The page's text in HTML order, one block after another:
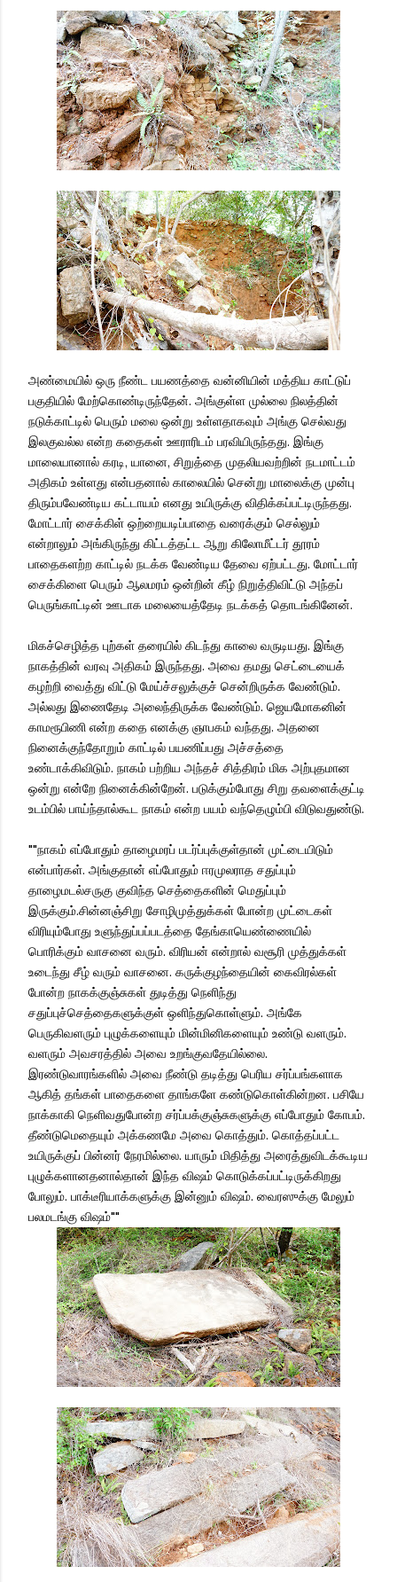
அண்மையில் ஒரு நீண்ட பயணத்தை வன்னியின் மத்திய காட்டுப்
பகுதியில் மேற்கொண்டிருந்தேன். அங்குள்ள முல்லை நிலத்தின்
நடுக்காட்டில் பெரும் மலை ஒன்று உள்ளதாகவும் அங்கு செல்வது
இலகுவல்ல என்ற கதைகள் ஊராரிடம் பரவியிருந்தது. இங்கு
மாலையானால் கரடி, யானை, சிறுத்தை முதலியவற்றின் நடமாட்டம்
அதிகம் உள்ளது என்பதனால் காலையில் சென்று மாலைக்கு முன்பு
திரும்பவேண்டிய கட்டாயம் எனது உயிருக்கு விதிக்கப்பட்டிருந்தது.
மோட்டார் சைக்கிள் ஒற்றையடிப்பாதை வரைக்கும் செல்லும்
என்றாலும் அங்கிருந்து கிட்டத்தட்ட ஆறு கிலோமீட்டர் தூரம்
பாதைகளற்ற காட்டில் நடக்க வேண்டிய தேவை ஏற்பட்டது. மோட்டார்
சைக்கிளை பெரும் ஆலமரம் ஒன்றின் கீழ் நிறுத்திவிட்டு அந்தப்
பெருங்காட்டின் ஊடாக மலையைத்தேடி நடக்கத் தொடங்கினேன்.
மிகச்செழித்த புற்கள் தரையில் கிடந்து காலை வருடியது. இங்கு
நாகத்தின் வரவு அதிகம் இருந்தது. அவை தமது செட்டையைக்
கழற்றி வைத்து விட்டு மேய்ச்சலுக்குச் சென்றிருக்க வேண்டும்.
அல்லது இணைதேடி அலைந்திருக்க வேண்டும். ஜெயமோகனின்
காமரூபிணி என்ற கதை எனக்கு ஞாபகம் வந்தது. அதனை
நினைக்குந்தோறும் காட்டில் பயணிப்பது அச்சத்தை
உண்டாக்கிவிடும். நாகம் பற்றிய அந்தச் சித்திரம் மிக அற்புதமான
ஒன்று என்றே நினைக்கின்றேன். படுக்கும்போது சிறு தவளைக்குட்டி
உடம்பில் பாய்ந்தால்கூட நாகம் என்ற பயம் வந்தெழும்பி விடுவதுண்டு.
""நாகம் எப்போதும் தாழைமரப் படர்ப்புக்குள்தான் முட்டையிடும்
என்பார்கள். அங்குதான் எப்போதும் ஈரமுலராத சதுப்பும்
தாழைமடல்சருகு குவிந்த செத்தைகளின் மெதுப்பும்
இருக்கும்.சின்னஞ்சிறு சோழிமுத்துக்கள் போன்ற முட்டைகள்
விரியும்போது உளுந்துப்பப்படத்தை தேங்காயெண்ணையில்
பொரிக்கும் வாசனை வரும். விரியன் என்றால் வசூரி முத்துக்கள்
உடைந்து சீழ் வரும் வாசனை. கருக்குழந்தையின் கைவிரல்கள்
போன்ற நாகக்குஞ்சுகள் துடித்து நெளிந்து
சதுப்புச்செத்தைகளுக்குள் ஒளிந்துகொள்ளும். அங்கே
பெருகிவளரும் புழுக்களையும் மின்மினிகளையும் உண்டு வளரும்.
வளரும் அவசரத்தில் அவை உறங்குவதேயில்லை.
இரண்டுவாரங்களில் அவை நீண்டு தடித்து பெரிய சர்ப்பங்களாக
ஆகித் தங்கள் பாதைகளை தாங்களே கண்டுகொள்கின்றன. பசியே
நாக்காகி நெளிவதுபோன்ற சர்ப்பக்குஞ்சுகளுக்கு எப்போதும் கோபம்.
தீண்டுமெதையும் அக்கணமே அவை கொத்தும். கொத்தப்பட்ட
உயிருக்குப் பின்னர் நேரமில்லை. யாரும் மிதித்து அரைத்துவிடக்கூடிய
புழுக்களானதனால்தான் இந்த விஷம் கொடுக்கப்பட்டிருக்கிறது
போலும். பாக்டீரியாக்களுக்கு இன்னும் விஷம். வைரஸுக்கு மேலும்
பலமடங்கு விஷம்""